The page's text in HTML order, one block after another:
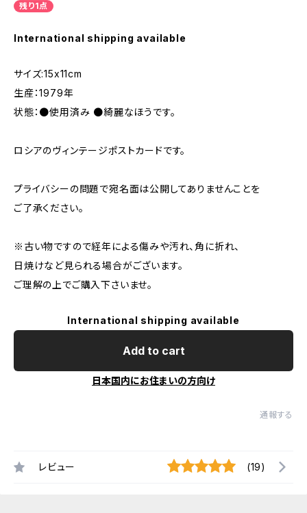
残り1点
International shipping available
サイズ:15x11cm
生産：1979年
状態：●使用済み ●綺麗なほうです。
ロシアのヴィンテージポストカードです。
プライバシーの問題で宛名面は公開してありませんことを
ご了承ください。
※古い物ですので経年による傷みや汚れ、角に折れ、
日焼けなど見られる場合がございます。
ご理解の上でご購入下さいませ。
International shipping available
Add to cart
日本国内にお住まいの方向け
通報する
レビュー (19)